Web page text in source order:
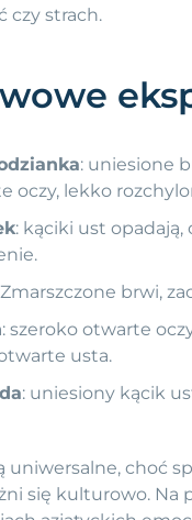
czy strach.
: uniesione
oczy, lekko
: kąciki ust opadają,
Zmarszczone brwi,
: szeroko otwarte
usta.
: uniesiony kącik
uniwersalne, choć
się kulturowo. Na